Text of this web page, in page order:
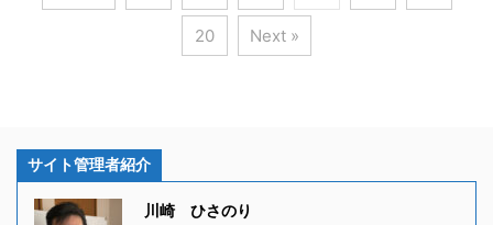
20 Next »
サイト管理者紹介
川崎 ひさのり